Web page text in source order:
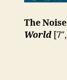
The
World